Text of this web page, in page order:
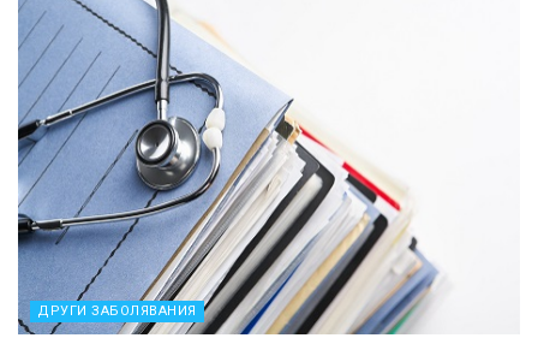
ДРУГИ ЗАБОЛЯВАНИЯ